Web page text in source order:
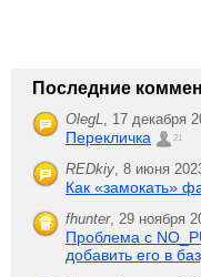
Последние
OlegL, 17 декабря
Перекличка 21
REDkiy, 8 июня
Как «замокать»
fhunter, 29 ноября
Проблема с
добавить его в